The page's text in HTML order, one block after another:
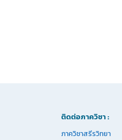
ติดต่อภาควิชา :
ภาควิชาสรีรวิทยา